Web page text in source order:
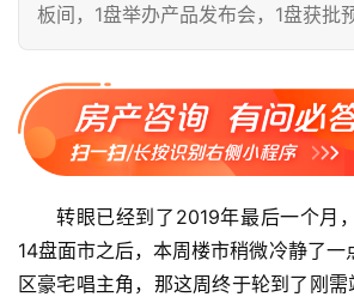
板间，1盘举办产品发布会，1盘获批
转眼已经到了2019年最后一个月
14盘面市之后，本周楼市稍微冷静了一
区豪宅唱主角，那这周终于轮到了刚